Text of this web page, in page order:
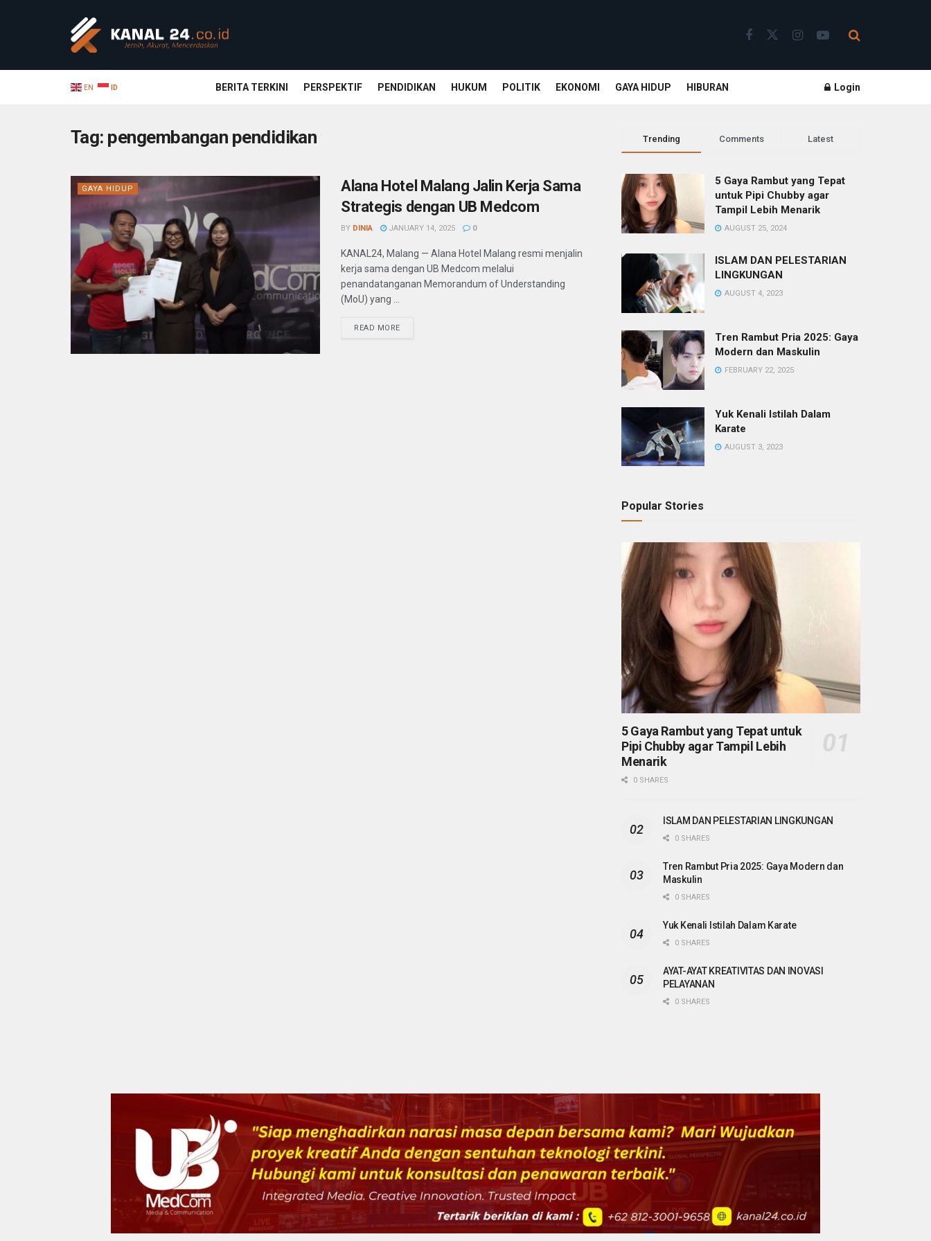
EN ID BERITA TERKINI PERSPEKTIF PENDIDIKAN HUKUM POLITIK EKONOMI GAYA HIDUP HIBURAN Login
Tag: pengembangan pendidikan
GAYA HIDUP
Alana Hotel Malang Jalin Kerja Sama
Strategis dengan UB Medcom
BY DINIA JANUARY 14, 2025 0
KANAL24, Malang — Alana Hotel Malang resmi menjalin
kerja sama dengan UB Medcom melalui
penandatanganan Memorandum of Understanding
(MoU) yang ...
READ MORE
Trending Comments Latest
5 Gaya Rambut yang Tepat
untuk Pipi Chubby agar
Tampil Lebih Menarik
AUGUST 25, 2024
ISLAM DAN PELESTARIAN
LINGKUNGAN
AUGUST 4, 2023
Tren Rambut Pria 2025: Gaya
Modern dan Maskulin
FEBRUARY 22, 2025
Yuk Kenali Istilah Dalam
Karate
AUGUST 3, 2023
Popular Stories
5 Gaya Rambut yang Tepat untuk
Pipi Chubby agar Tampil Lebih
Menarik
0 SHARES
ISLAM DAN PELESTARIAN LINGKUNGAN
0 SHARES
Tren Rambut Pria 2025: Gaya Modern dan
Maskulin
0 SHARES
Yuk Kenali Istilah Dalam Karate
0 SHARES
AYAT-AYAT KREATIVITAS DAN INOVASI
PELAYANAN
0 SHARES